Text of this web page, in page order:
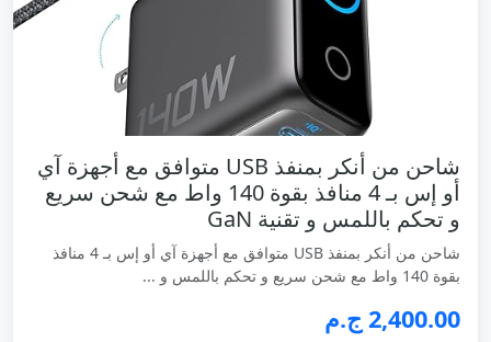
شاحن من أنكر بمنفذ USB متوافق مع أجهزة آي
أو إس بـ 4 منافذ بقوة 140 واط مع شحن سريع
و تحكم باللمس و تقنية GaN
شاحن من أنكر بمنفذ USB متوافق مع أجهزة آي أو إس بـ 4 منافذ
بقوة 140 واط مع شحن سريع و تحكم باللمس و ...
2,400.00 ج.م